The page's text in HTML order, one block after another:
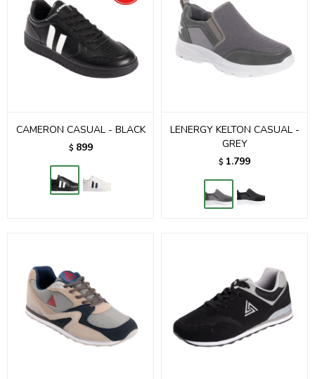
CAMERON CASUAL - BLACK
$ 899
LENERGY KELTON CASUAL -
GREY
$ 1.799